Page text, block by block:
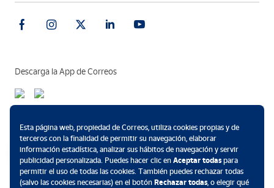
Descarga la App de Correos
Esta página web, propiedad de Correos, utiliza cookies propias y de
terceros con la finalidad de permitir su navegación, elaborar
información estadística, analizar sus hábitos de navegación y servir
publicidad personalizada. Puedes hacer clic en Aceptar todaspara
permitir el uso de todas las cookies. También puedes rechazar todas
(salvo las cookies necesarias) en el botón Rechazar todas, o elegir qué